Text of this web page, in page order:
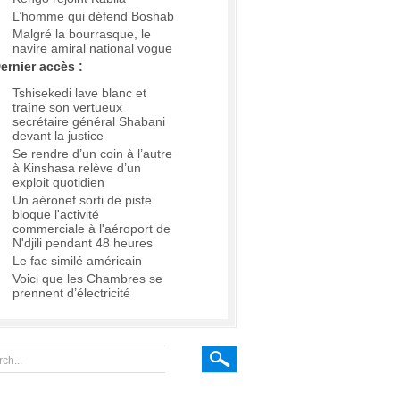
L’homme qui défend Boshab
Malgré la bourrasque, le
navire amiral national vogue
accès :
Tshisekedi lave blanc et
traîne son vertueux
secrétaire général Shabani
devant la justice
Se rendre d’un coin à l’autre
à Kinshasa relève d’un
exploit quotidien
Un aéronef sorti de piste
bloque l'activité
commerciale à l'aéroport de
N'djili pendant 48 heures
Le fac similé américain
Voici que les Chambres se
prennent d’électricité